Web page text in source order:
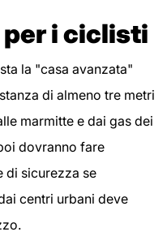
per i ciclisti
la "casa avanzata"
di almeno tre metri
marmitte e dai gas dei
dovranno fare
di sicurezza se
centri urbani deve